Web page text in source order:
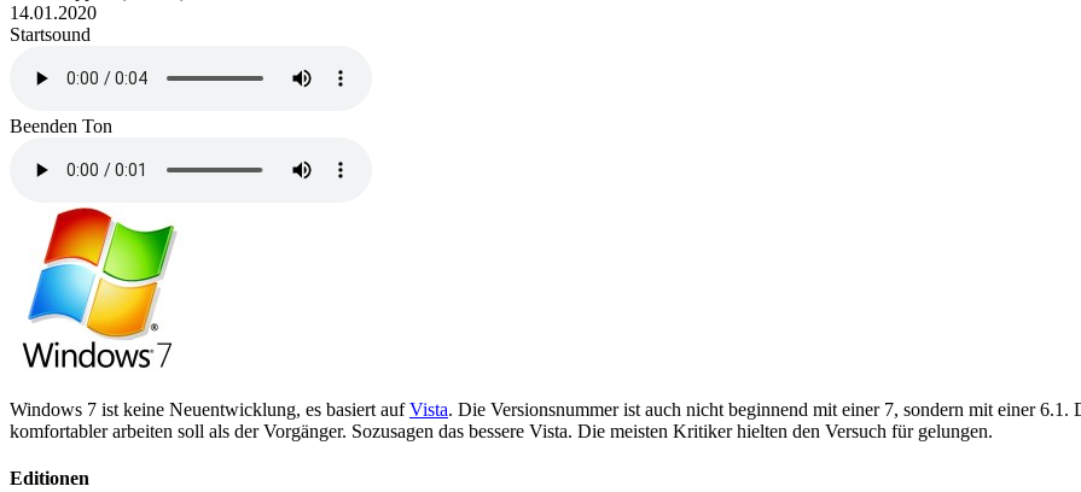
14.01.2020
Startsound
Beenden Ton
Windows 7 ist keine Neuentwicklung, es basiert aufVista. Die Versionsnummer ist auch nicht beginnend mit einer 7, sondern mit einer
komfortabler arbeiten soll als der Vorgänger. Sozusagen das bessere Vista. Die meisten Kritiker hielten den Versuch für gelungen.
Editionen